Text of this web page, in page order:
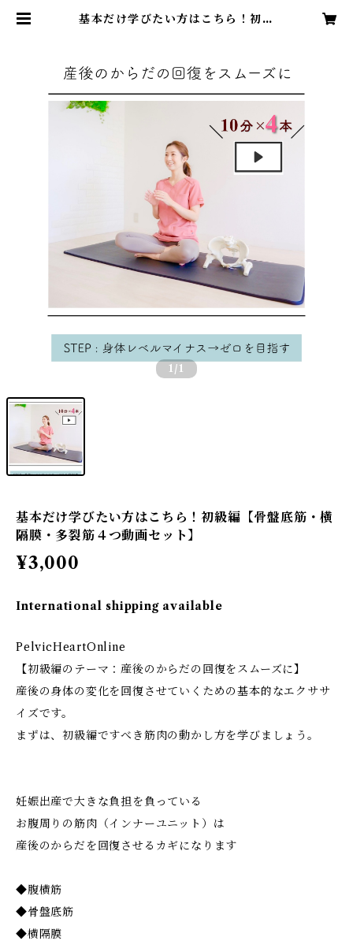
基本だけ学びたい方はこちら！初級
1 /1
基本だけ学びたい方はこちら！初級編【骨盤底筋・横
隔膜・多裂筋４つ動画セット】
¥3,000
International shipping available
PelvicHeartOnline
【初級編のテーマ：産後のからだの回復をスムーズに】
産後の身体の変化を回復させていくための基本的なエクササ
イズです。
まずは、初級編ですべき筋肉の動かし方を学びましょう。
妊娠出産で大きな負担を負っている
お腹周りの筋肉（インナーユニット）は
産後のからだを回復させるカギになります
◆腹横筋
◆骨盤底筋
◆横隔膜